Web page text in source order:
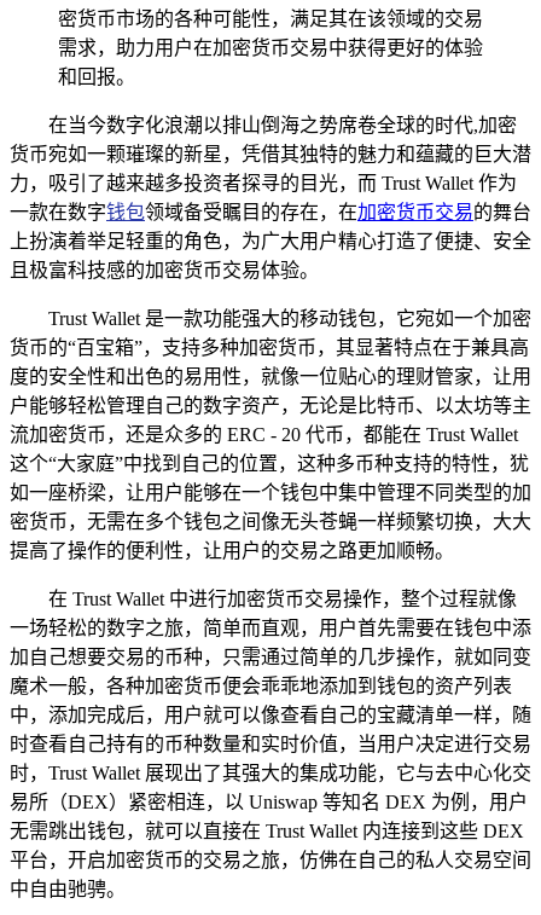
密货币市场的各种可能性，满足其在该领域的交易
需求，助力用户在加密货币交易中获得更好的体验
和回报。
在当今数字化浪潮以排山倒海之势席卷全球的时代,加密
货币宛如一颗璀璨的新星，凭借其独特的魅力和蕴藏的巨大潜
力，吸引了越来越多投资者探寻的目光，而 Trust Wallet 作为
一款在数字钱包领域备受瞩目的存在，在加密货币交易的舞台
上扮演着举足轻重的角色，为广大用户精心打造了便捷、安全
且极富科技感的加密货币交易体验。
Trust Wallet 是一款功能强大的移动钱包，它宛如一个加密
货币的“百宝箱”，支持多种加密货币，其显著特点在于兼具高
度的安全性和出色的易用性，就像一位贴心的理财管家，让用
户能够轻松管理自己的数字资产，无论是比特币、以太坊等主
流加密货币，还是众多的 ERC - 20 代币，都能在 Trust Wallet
这个“大家庭”中找到自己的位置，这种多币种支持的特性，犹
如一座桥梁，让用户能够在一个钱包中集中管理不同类型的加
密货币，无需在多个钱包之间像无头苍蝇一样频繁切换，大大
提高了操作的便利性，让用户的交易之路更加顺畅。
在 Trust Wallet 中进行加密货币交易操作，整个过程就像
一场轻松的数字之旅，简单而直观，用户首先需要在钱包中添
加自己想要交易的币种，只需通过简单的几步操作，就如同变
魔术一般，各种加密货币便会乖乖地添加到钱包的资产列表
中，添加完成后，用户就可以像查看自己的宝藏清单一样，随
时查看自己持有的币种数量和实时价值，当用户决定进行交易
时，Trust Wallet 展现出了其强大的集成功能，它与去中心化交
易所（DEX）紧密相连，以 Uniswap 等知名 DEX 为例，用户
无需跳出钱包，就可以直接在 Trust Wallet 内连接到这些 DEX
平台，开启加密货币的交易之旅，仿佛在自己的私人交易空间
中自由驰骋。